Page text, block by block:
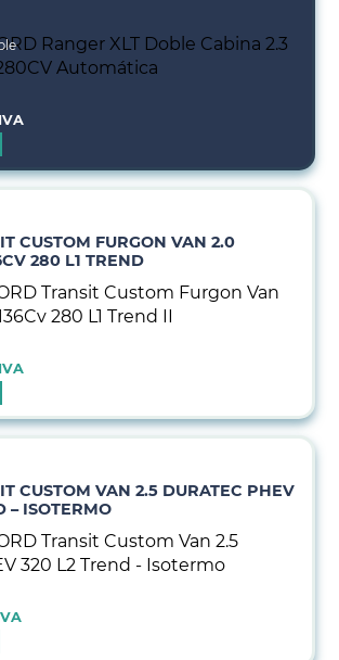
CUSTOM FURGON VAN 2.0
280 L1 TREND
CUSTOM VAN 2.5 DURATEC PHEV
– ISOTERMO